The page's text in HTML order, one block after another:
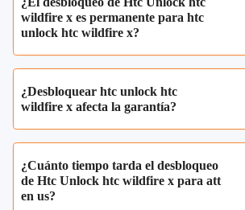
wildfire x es permanente para htc
unlock htc wildfire x?
¿Desbloquear htc unlock htc
wildfire x afecta la garantía?
¿Cuánto tiempo tarda el desbloqueo
de Htc Unlock htc wildfire x para att
en us?